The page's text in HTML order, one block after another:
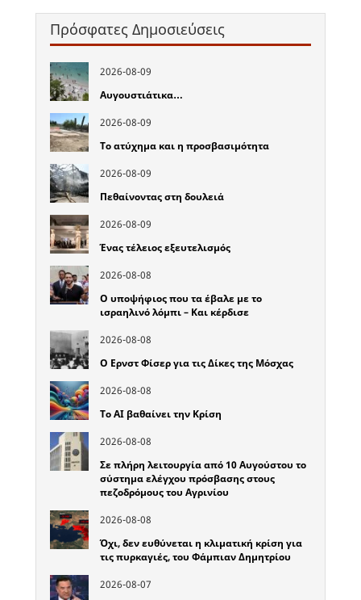
Πρόσφατες Δημοσιεύσεις
2026-08-09
Αυγουστιάτικα…
2026-08-09
Το ατύχημα και η προσβασιμότητα
2026-08-09
Πεθαίνοντας στη δουλειά
2026-08-09
Ένας τέλειος εξευτελισμός
2026-08-08
Ο υποψήφιος που τα έβαλε με το
ισραηλινό λόμπι – Και κέρδισε
2026-08-08
Ο Ερνστ Φίσερ για τις Δίκες της Μόσχας
2026-08-08
Το ΑΙ βαθαίνει την Κρίση
2026-08-08
Σε πλήρη λειτουργία από 10 Αυγούστου το
σύστημα ελέγχου πρόσβασης στους
πεζοδρόμους του Αγρινίου
2026-08-08
Όχι, δεν ευθύνεται η κλιματική κρίση για
τις πυρκαγιές, του Φάμπιαν Δημητρίου
2026-08-07